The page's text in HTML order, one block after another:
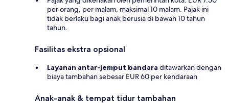
per orang, per malam, maksimal 10 malam. Pajak ini
tidak berlaku bagi anak berusia di bawah 10 tahun
tahun.
Fasilitas ekstra opsional
Layanan antar-jemput bandara ditawarkan dengan
biaya tambahan sebesar EUR 60 per kendaraan
Anak-anak & tempat tidur tambahan